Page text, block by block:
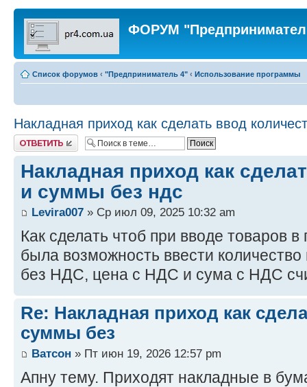
ФОРУМ
Список форумов ‹ "Предприниматель 4" ‹ Использование программы
Накладная приход как сделать ввод
Ответить
Накладная приход как
и суммы без ндс
Levira007 » Ср июл 09, 2025 10:32 am
Как сделать чтоб при вводе товаров
была возможность ввести
без НДС, цена с НДС и сума с НДС
Re: Накладная приход как
суммы без
Ватсон » Пт июн 19, 2026 12:57 pm
Апну тему. Приходят накладные в